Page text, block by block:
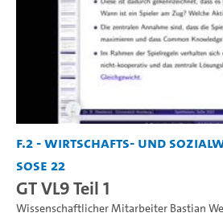
F.2 - Wirtschafts- und
SoSe 22
GT VL9 Teil 1
Wissenschaftlicher Mitarbeiter Bastian